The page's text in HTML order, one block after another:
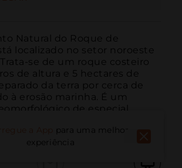
Natural do Roque de
localizado no setor noroeste
se de um roque costeiro
de altura e 5 hectares de
da terra por cerca de
à erosão marinha. É um
de especial
para uma melhor
experiência